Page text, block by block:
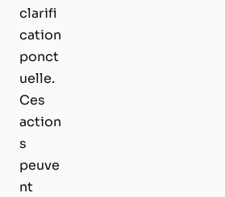
clarifi
cation
ponct
uelle.
Ces
action
s
peuve
nt